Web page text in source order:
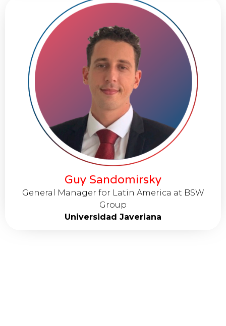
Guy Sandomirsky
General Manager for Latin America at BSW
Group
Universidad Javeriana